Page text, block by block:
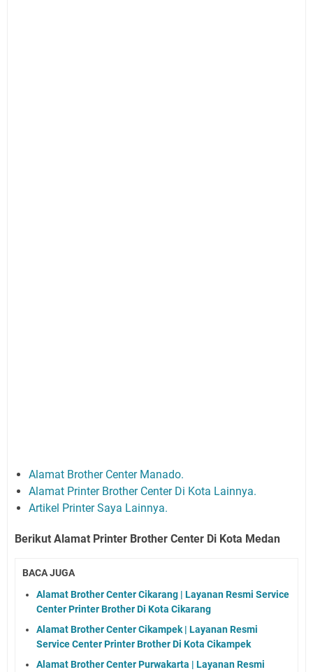
Alamat Brother Center Manado.
Alamat Printer Brother Center Di Kota Lainnya.
Artikel Printer Saya Lainnya.
Berikut Alamat Printer Brother Center Di Kota Medan
BACA JUGA
Alamat Brother Center Cikarang | Layanan Resmi Service
Center Printer Brother Di Kota Cikarang
Alamat Brother Center Cikampek | Layanan Resmi
Service Center Printer Brother Di Kota Cikampek
Alamat Brother Center Purwakarta | Layanan Resmi